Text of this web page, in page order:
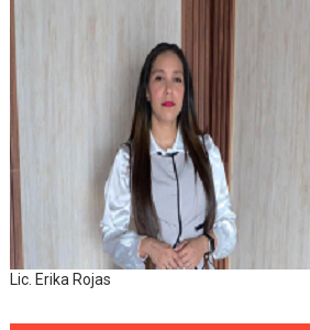
Lic. Erika Rojas